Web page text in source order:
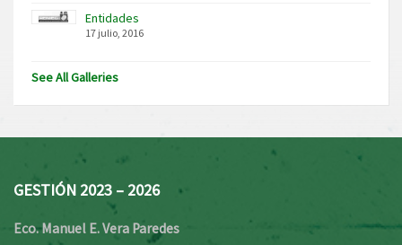
Entidades
17 julio, 2016
See All Galleries
GESTIÓN 2023 – 2026
Eco. Manuel E. Vera Paredes